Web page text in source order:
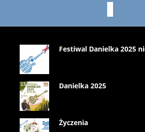
Festiwal Danielka 2025
Danielka 2025
Życzenia